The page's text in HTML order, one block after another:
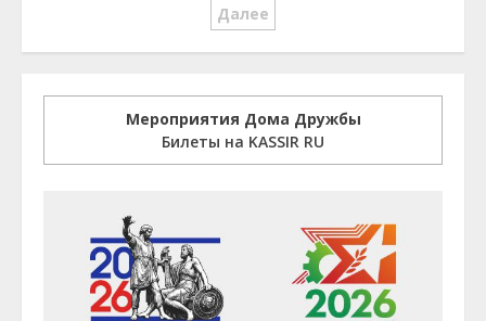
записям
Далее
Мероприятия Дома Дружбы
Билеты на KASSIR RU